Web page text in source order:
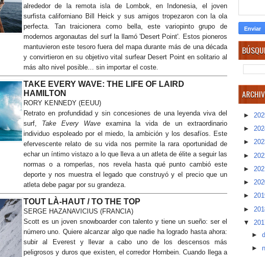
alrededor de la remota isla de Lombok, en Indonesia, el joven
surfista californiano Bill Heick y sus amigos tropezaron con la ola
perfecta. Tan traicionera como bella, este variopinto grupo de
modernos argonautas del surf la llamó 'Desert Point'. Estos pioneros
mantuvieron este tesoro fuera del mapa durante más de una década
y convirtieron en su objetivo vital surfear Desert Point en solitario al
más alto nivel posible... sin importar el coste.
TAKE EVERY WAVE: THE LIFE OF LAIRD
HAMILTON
RORY KENNEDY (EEUU)
Retrato en profundidad y sin concesiones de una leyenda viva del
surf, Take Every Wave examina la vida de un extraordinario
individuo espoleado por el miedo, la ambición y los desafíos. Este
efervescente relato de su vida nos permite la rara oportunidad de
echar un íntimo vistazo a lo que lleva a un atleta de élite a seguir las
normas o a romperlas, nos revela hasta qué punto cambió este
deporte y nos muestra el legado que construyó y el precio que un
atleta debe pagar por su grandeza.
TOUT LÀ-HAUT / TO THE TOP
SERGE HAZANAVICIUS (FRANCIA)
Scott es un joven snowboarder con talento y tiene un sueño: ser el
número uno. Quiere alcanzar algo que nadie ha logrado hasta ahora:
subir al Everest y llevar a cabo uno de los descensos más
peligrosos y duros que existen, el corredor Hornbein. Cuando llega a
►
►
►
►
►
►
►
►
▼
►
►